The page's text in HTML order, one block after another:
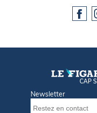
CAP
Newsletter